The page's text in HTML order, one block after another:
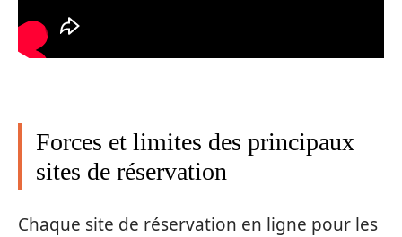
Forces et limites des principaux
sites de réservation
Chaque site de réservation en ligne pour les